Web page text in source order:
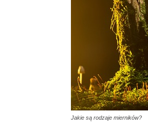
Jakie są rodzaje mierników?